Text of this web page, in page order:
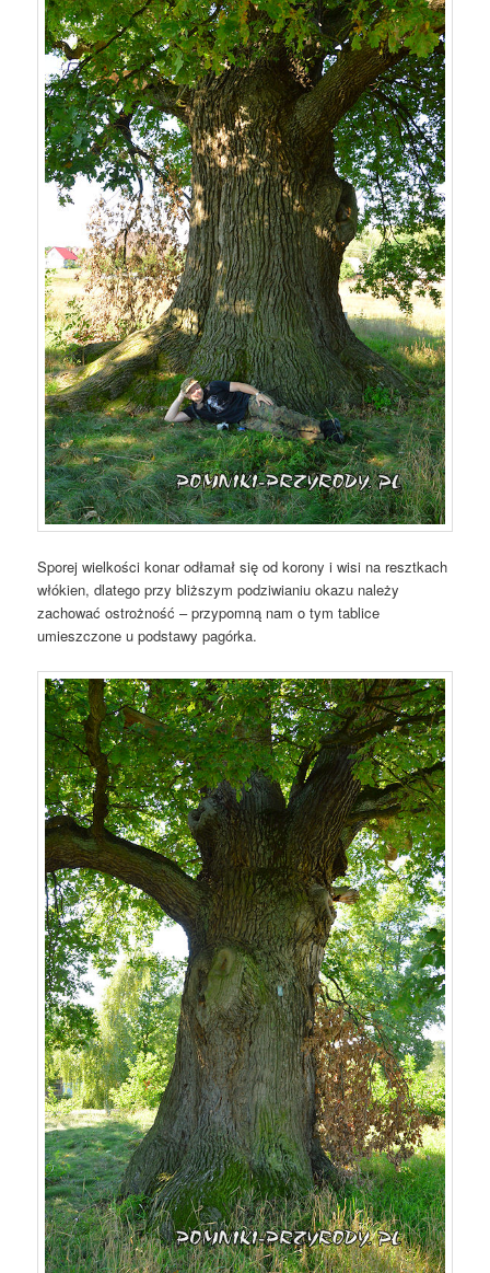
Sporej wielkości konar odłamał się od korony i wisi na resztkach
włókien, dlatego przy bliższym podziwianiu okazu należy
zachować ostrożność – przypomną nam o tym tablice
umieszczone u podstawy pagórka.